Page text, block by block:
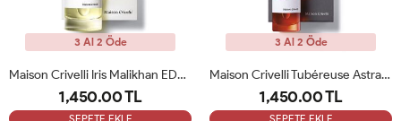
3 Al 2 Öde
Maison Crivelli Iris Malikhan EDP 50 ML Erkek Parfüm ARC
1,450.00 TL
3 Al 2 Öde
Maison Crivelli Tubéreuse Astrale Extrait 50ml Erkek Parfüm ARC
1,450.00 TL